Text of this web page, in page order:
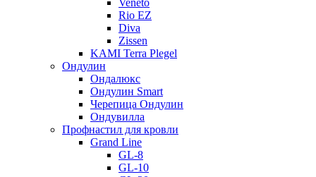
Veneto
Rio EZ
Diva
Zissen
KAMI Terra Plegel
Ондулин
Ондалюкс
Ондулин Smart
Черепица Ондулин
Ондувилла
Профнастил для кровли
Grand Line
GL-8
GL-10